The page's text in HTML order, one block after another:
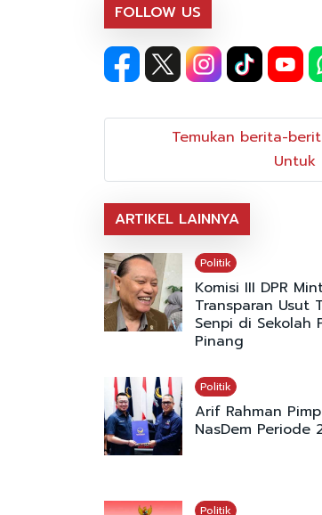
FOLLOW US
Temukan berita-
Untuk
ARTIKEL LAINNYA
Politik
Komisi III DPR
Transparan Usut
Senpi di Sekolah
Pinang
Politik
Arif Rahman
NasDem Periode
Politik